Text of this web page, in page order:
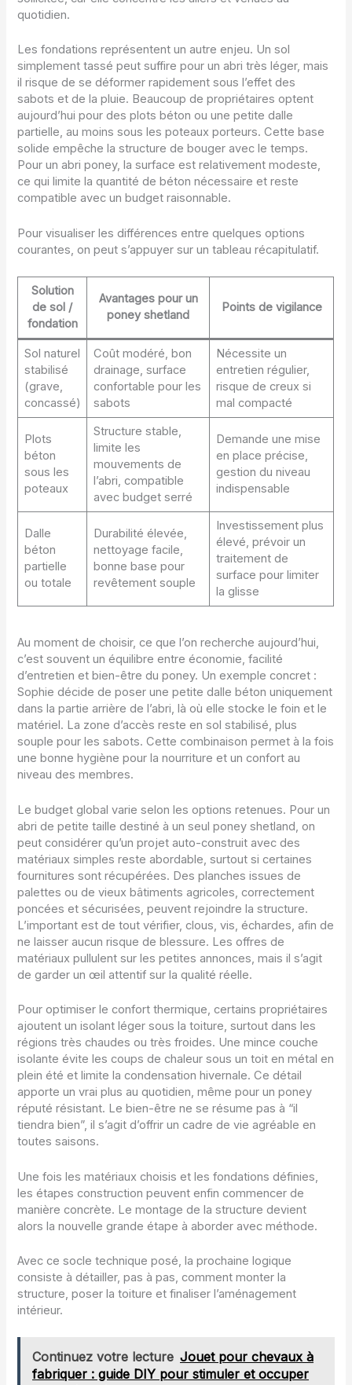
quotidien.
Les fondations représentent un autre enjeu. Un sol
simplement tassé peut suffire pour un abri très léger, mais
il risque de se déformer rapidement sous l’effet des
sabots et de la pluie. Beaucoup de propriétaires optent
aujourd’hui pour des plots béton ou une petite dalle
partielle, au moins sous les poteaux porteurs. Cette base
solide empêche la structure de bouger avec le temps.
Pour un abri poney, la surface est relativement modeste,
ce qui limite la quantité de béton nécessaire et reste
compatible avec un budget raisonnable.
Pour visualiser les différences entre quelques options
courantes, on peut s’appuyer sur un tableau récapitulatif.
Solution
de sol /
fondation
Avantages pour un
poney shetland
Points de vigilance
Sol naturel
stabilisé
(grave,
concassé)
Coût modéré, bon
drainage, surface
confortable pour les
sabots
Nécessite un
entretien régulier,
risque de creux si
mal compacté
Plots
béton
sous les
poteaux
Structure stable,
limite les
mouvements de
l’abri, compatible
avec budget serré
Demande une mise
en place précise,
gestion du niveau
indispensable
Dalle
béton
partielle
ou totale
Durabilité élevée,
nettoyage facile,
bonne base pour
revêtement souple
Investissement plus
élevé, prévoir un
traitement de
surface pour limiter
la glisse
Au moment de choisir, ce que l’on recherche aujourd’hui,
c’est souvent un équilibre entre économie, facilité
d’entretien et bien-être du poney. Un exemple concret :
Sophie décide de poser une petite dalle béton uniquement
dans la partie arrière de l’abri, là où elle stocke le foin et le
matériel. La zone d’accès reste en sol stabilisé, plus
souple pour les sabots. Cette combinaison permet à la fois
une bonne hygiène pour la nourriture et un confort au
niveau des membres.
Le budget global varie selon les options retenues. Pour un
abri de petite taille destiné à un seul poney shetland, on
peut considérer qu’un projet auto-construit avec des
matériaux simples reste abordable, surtout si certaines
fournitures sont récupérées. Des planches issues de
palettes ou de vieux bâtiments agricoles, correctement
poncées et sécurisées, peuvent rejoindre la structure.
L’important est de tout vérifier, clous, vis, échardes, afin de
ne laisser aucun risque de blessure. Les offres de
matériaux pullulent sur les petites annonces, mais il s’agit
de garder un œil attentif sur la qualité réelle.
Pour optimiser le confort thermique, certains propriétaires
ajoutent un isolant léger sous la toiture, surtout dans les
régions très chaudes ou très froides. Une mince couche
isolante évite les coups de chaleur sous un toit en métal en
plein été et limite la condensation hivernale. Ce détail
apporte un vrai plus au quotidien, même pour un poney
réputé résistant. Le bien-être ne se résume pas à “il
tiendra bien”, il s’agit d’offrir un cadre de vie agréable en
toutes saisons.
Une fois les matériaux choisis et les fondations définies,
les étapes construction peuvent enfin commencer de
manière concrète. Le montage de la structure devient
alors la nouvelle grande étape à aborder avec méthode.
Avec ce socle technique posé, la prochaine logique
consiste à détailler, pas à pas, comment monter la
structure, poser la toiture et finaliser l’aménagement
intérieur.
Continuez votre lecture Jouet pour chevaux à
fabriquer : guide DIY pour stimuler et occuper